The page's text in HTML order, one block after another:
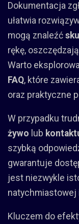
Dokumentacja
ułatwia
mogą znaleźć
rękę,
Warto
FAQ, które
oraz praktyczne
W przypadku
żywo lub
szybką
gwarantuje
jest niezwykle
natychmiastowej
Kluczem do